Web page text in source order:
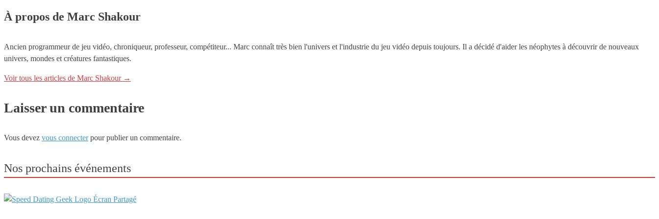
À propos de Marc Shakour
Ancien programmeur de jeu vidéo, chroniqueur, professeur, compétiteur... Marc connaît très bien l'univers et l'industrie du jeu vidéo depuis toujours. Il a décidé d'aider les néophytes à découvrir de nouveaux
univers, mondes et créatures fantastiques.
Voir tous les articles de Marc Shakour →
Laisser un commentaire
Vous devez vous connecterpour publier un commentaire.
Nos prochains événements